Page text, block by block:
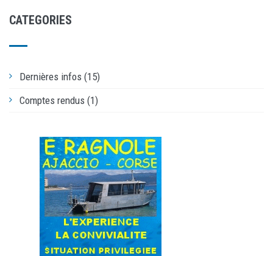
CATEGORIES
Dernières infos (15)
Comptes rendus (1)